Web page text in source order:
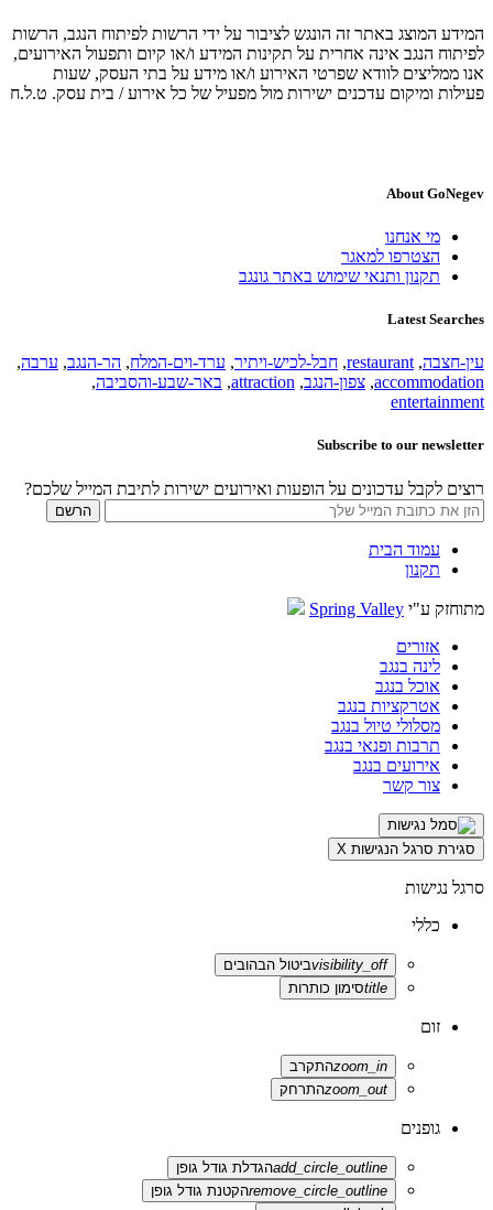
המידע המוצג באתר זה הונגש לציבור על ידי הרשות לפיתוח הנגב, הרשות
לפיתוח הנגב אינה אחרית על תקינות המידע ו/או קיום ותפעול האירועים,
אנו ממליצים לוודא שפרטי האירוע ו/או מידע על בתי העסק, שעות
פעילות ומיקום עדכנים ישירות מול מפעיל של כל אירוע / בית עסק. ט.ל.ח
About GoNegev
מי אנחנו
הצטרפו למאגר
תקנון ותנאי שימוש באתר גונגב
Latest Searches
עין-חצבה,
restaurant
, חבל-לכיש-ויתיר, ערד-וים-המלח, הר-הנגב, ערבה,
accommodation
, צפון-הנגב,
attraction
, באר-שבע-והסביבה,
entertainment
Subscribe to our newsletter
רוצים לקבל עדכונים על הופעות ואירועים ישירות לתיבת המייל שלכם?
עמוד הבית
תקנון
מתוחזק ע"י Spring Valley
אזורים
לינה בנגב
אוכל בנגב
אטרקציות בנגב
מסלולי טיול בנגב
תרבות ופנאי בנגב
אירועים בנגב
צור קשר
סגירת סרגל הנגישות X
סרגל נגישות
כללי
visibility_offביטול הבהובים
titleסימון כותרות
זום
zoom_inהתקרב
zoom_outהתרחק
גופנים
add_circle_outlineהגדלת גודל גופן
remove_circle_outlineהקטנת גודל גופן